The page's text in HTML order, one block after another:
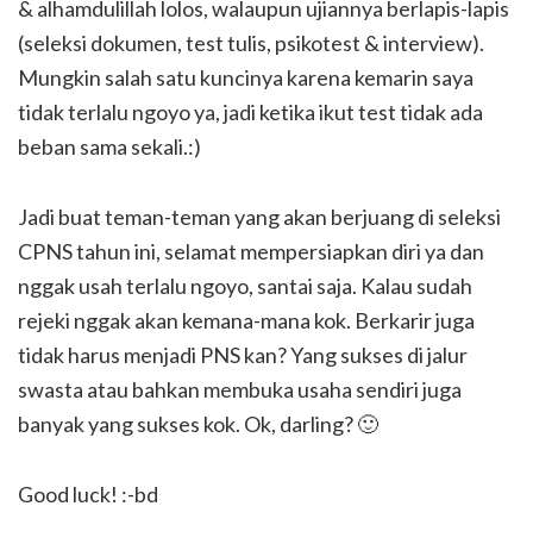
& alhamdulillah lolos, walaupun ujiannya berlapis-lapis
(seleksi dokumen, test tulis, psikotest & interview).
Mungkin salah satu kuncinya karena kemarin saya
tidak terlalu ngoyo ya, jadi ketika ikut test tidak ada
beban sama sekali.:)
Jadi buat teman-teman yang akan berjuang di seleksi
CPNS tahun ini, selamat mempersiapkan diri ya dan
nggak usah terlalu ngoyo, santai saja. Kalau sudah
rejeki nggak akan kemana-mana kok. Berkarir juga
tidak harus menjadi PNS kan? Yang sukses di jalur
swasta atau bahkan membuka usaha sendiri juga
banyak yang sukses kok. Ok, darling? 🙂
Good luck! :-bd